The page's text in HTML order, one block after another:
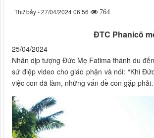
Thứ bảy - 27/04/2024 06:56 764
ĐTC Phanicô
25/04/2024
Nhân dịp tượng Đức Mẹ Fatima thánh du
sứ điệp video cho giáo phận và nói: “Khi
việc con đã làm, những vấn đề con gặp